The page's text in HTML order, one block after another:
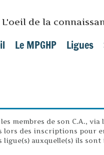
L'oeil de la
Le MPGHP Ligues
membres de son C.A., via
des inscriptions pour
auxquelle(s) ils